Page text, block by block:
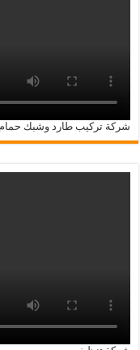
شركة تركيب طارد وشبك حمام